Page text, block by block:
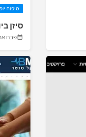
טיפוח
סיזן
פברואר 05,